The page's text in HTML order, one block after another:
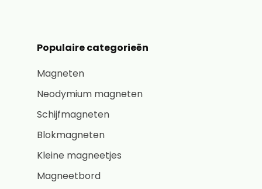
Populaire categorieën
Magneten
Neodymium magneten
Schijfmagneten
Blokmagneten
Kleine magneetjes
Magneetbord